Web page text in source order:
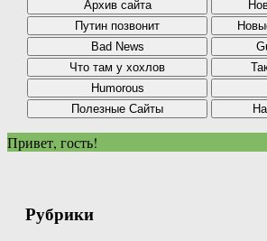
Привет, гость!
Рубрики